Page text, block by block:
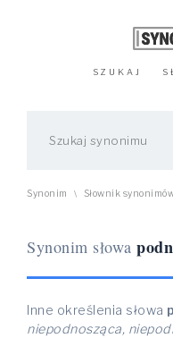
SZUKAJ
Synonim \ Słownik
Synonim słowa
Inne określenia słowa
niepodnosząca,